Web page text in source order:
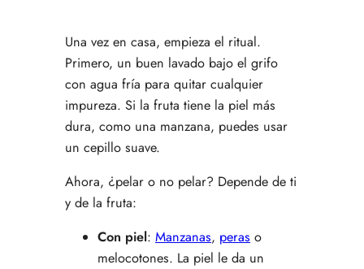
Una vez en casa, empieza el ritual.
Primero, un buen lavado bajo el grifo
con agua fría para quitar cualquier
impureza. Si la fruta tiene la piel más
dura, como una manzana, puedes usar
un cepillo suave.
Ahora, ¿pelar o no pelar? Depende de ti
y de la fruta:
Con piel: Manzanas, peras o
melocotones. La piel le da un